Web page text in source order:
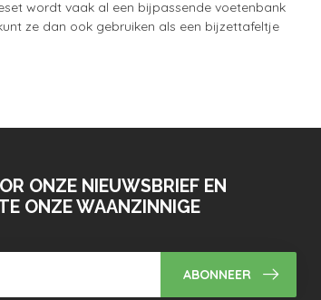
wordt vaak al een bijpassende voetenbank
ze dan ook gebruiken als een bijzettafeltje
ONZE NIEUWSBRIEF EN
ONZE WAANZINNIGE
ABONNEER